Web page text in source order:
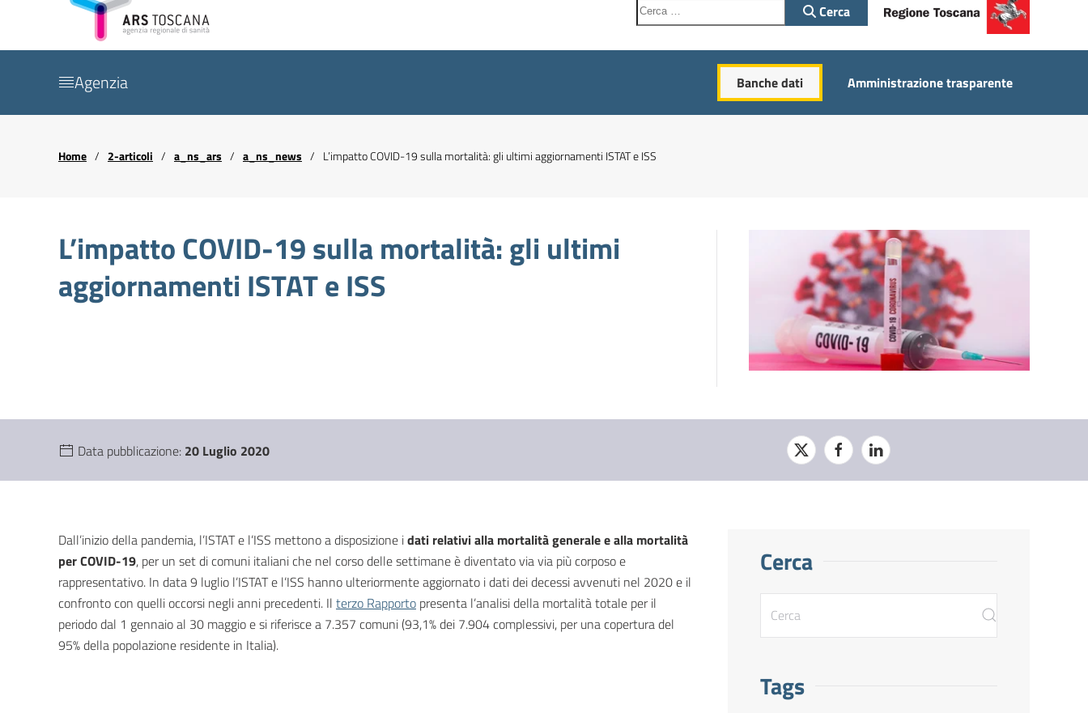
Cerca
Agenzia Banche dati Amministrazione trasparente
Home 2-articoli a_ns_ars a_ns_news L’impatto COVID-19 sulla mortalità: gli ultimi aggiornamenti ISTAT e ISS
L’impatto COVID-19 sulla mortalità: gli ultimi
aggiornamenti ISTAT e ISS
Data pubblicazione: 20 Luglio 2020
Dall’inizio della pandemia, l’ISTAT e l’ISS mettono a disposizione idati relativi alla mortalità generale e alla mortalità
per COVID-19, per un set di comuni italiani che nel corso delle settimane è diventato via via più corposo e
rappresentativo. In data 9 luglio l’ISTAT e l’ISS hanno ulteriormente aggiornato i dati dei decessi avvenuti nel 2020 e il
confronto con quelli occorsi negli anni precedenti. Il terzo Rapporto presenta l’analisi della mortalità totale per il
periodo dal 1 gennaio al 30 maggio e si riferisce a 7.357 comuni (93,1% dei 7.904 complessivi, per una copertura del
95% della popolazione residente in Italia).
Cerca
Tags